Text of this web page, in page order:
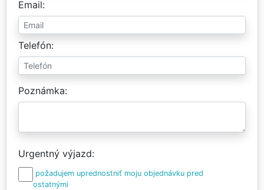
Email
Telefón
Poznámka
Urgentný výjazd
požadujem uprednostniť moju objednávku pred
ostatnými